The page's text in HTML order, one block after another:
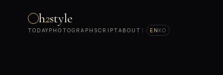
h2style
TODAY PHOTOGRAPH SCRIPTABOUT | EN KO